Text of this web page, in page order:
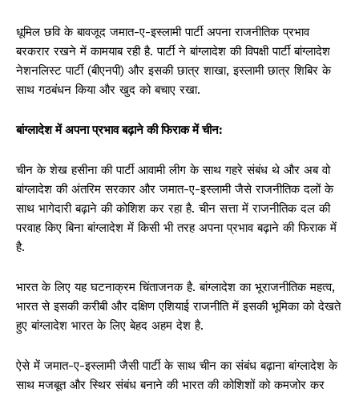
धूमिल छवि के बावजूद जमात-ए-इस्लामी पार्टी अपना राजनीतिक प्रभाव
बरकरार रखने में कामयाब रही है. पार्टी ने बांग्लादेश की विपक्षी पार्टी बांग्लादेश
नेशनलिस्ट पार्टी (बीएनपी) और इसकी छात्र शाखा, इस्लामी छात्र शिबिर के
साथ गठबंधन किया और खुद को बचाए रखा.
बांग्लादेश में अपना प्रभाव बढ़ाने की फिराक में चीन:
चीन के शेख हसीना की पार्टी आवामी लीग के साथ गहरे संबंध थे और अब वो
बांग्लादेश की अंतरिम सरकार और जमात-ए-इस्लामी जैसे राजनीतिक दलों के
साथ भागेदारी बढ़ाने की कोशिश कर रहा है. चीन सत्ता में राजनीतिक दल की
परवाह किए बिना बांग्लादेश में किसी भी तरह अपना प्रभाव बढ़ाने की फिराक में
है.
भारत के लिए यह घटनाक्रम चिंताजनक है. बांग्लादेश का भूराजनीतिक महत्व,
भारत से इसकी करीबी और दक्षिण एशियाई राजनीति में इसकी भूमिका को देखते
हुए बांग्लादेश भारत के लिए बेहद अहम देश है.
ऐसे में जमात-ए-इस्लामी जैसी पार्टी के साथ चीन का संबंध बढ़ाना बांग्लादेश के
साथ मजबूत और स्थिर संबंध बनाने की भारत की कोशिशों को कमजोर कर